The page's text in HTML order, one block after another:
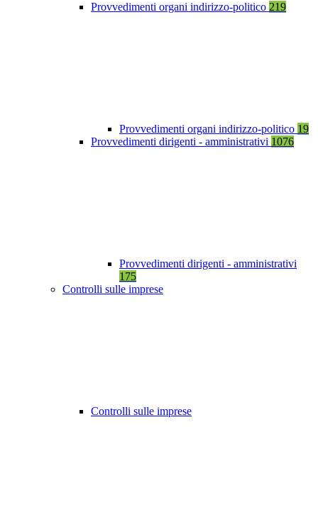
Provvedimenti organi indirizzo-politico 219
Provvedimenti organi indirizzo-politico 19
Provvedimenti dirigenti - amministrativi 1076
Provvedimenti dirigenti - amministrativi
175
Controlli sulle imprese
Controlli sulle imprese